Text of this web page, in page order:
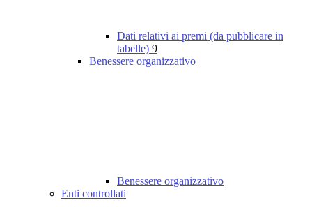
Dati relativi ai premi (da pubblicare in
tabelle) 9
Benessere organizzativo
Benessere organizzativo
Enti controllati